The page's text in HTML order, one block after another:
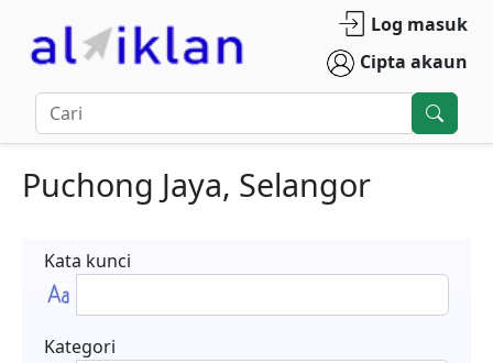
Log masuk
Cipta akaun
Puchong Jaya, Selangor
Kata kunci
Kategori